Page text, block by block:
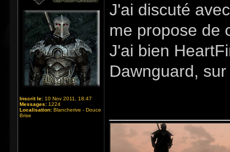
Inscrit le: 10 Nov 2011, 18:47
Messages: 1224
Localisation: Blancherive - Douce
Brise
J'ai discuté
me propose de
J'ai bien
Dawnguard,